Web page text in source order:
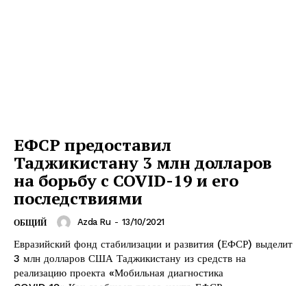
ЕФСР предоставил
Таджикистану 3 млн долларов
на борьбу с COVID-19 и его
последствиями
ОБЩИЙ Azda Ru - 13/10/2021
Евразийский фонд стабилизации и развития (ЕФСР) выделит
3 млн долларов США Таджикистану из средств на
реализацию проекта «Мобильная диагностика